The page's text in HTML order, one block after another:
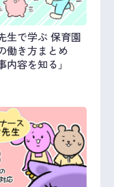
生で学ぶ 保育園
働き方まとめ
容を知る」